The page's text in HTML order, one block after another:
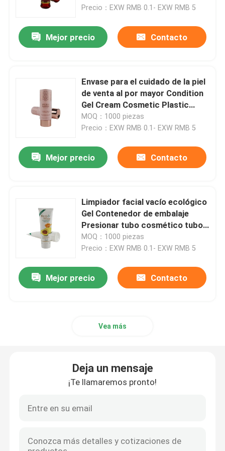
Recorrido por la fábrica
Contacta con nosotros
Solicitar una cita
Tubo cosmético
tubo cosmético vacío
Tubo cosmético plástico
Empaquetado cosmético del tubo
Tubos de la loción
Tubo de crema para las manos
Tubos del champú
para las manos Tubos suaves de
Precio：EXW RMB 0.1- EXW RMB 5
Mejor precio Contacto
Envase para el cuidado de la piel
de venta al por mayor Condition
Gel Cream Cosmetic Plastic
Tube With Screw Flip Top Cap
MOQ：1000 piezas
Precio：EXW RMB 0.1- EXW RMB 5
Mejor precio Contacto
Limpiador facial vacío ecológico
Gel Contenedor de embalaje
Presionar tubo cosmético tubo
de embalaje cosmético blando
MOQ：1000 piezas
Precio：EXW RMB 0.1- EXW RMB 5
Mejor precio Contacto
Vea más
Deja un mensaje
¡Te llamaremos pronto!